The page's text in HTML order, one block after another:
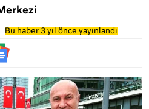
Bu haber 3 yıl önce yayınlandı